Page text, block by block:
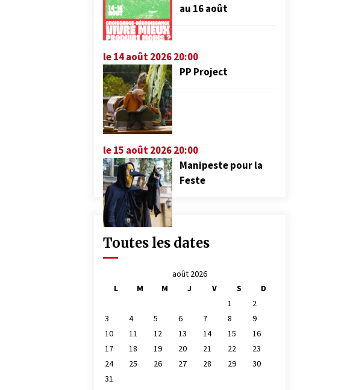
au 16 août
le 14 août 2026 20:00
PP Project
le 15 août 2026 20:00
Manipeste pour la
Feste
Toutes les dates
août 2026
L
M M J V S
D
1
2
3
4 5 6 7 8
9
10
11 12 13 14 15
16
17
18 19 20 21 22
23
24
25 26 27 28 29
30
31